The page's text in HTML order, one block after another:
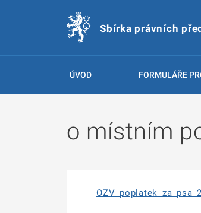
Sbírka právních
ÚVOD FORMULÁŘE
o místním